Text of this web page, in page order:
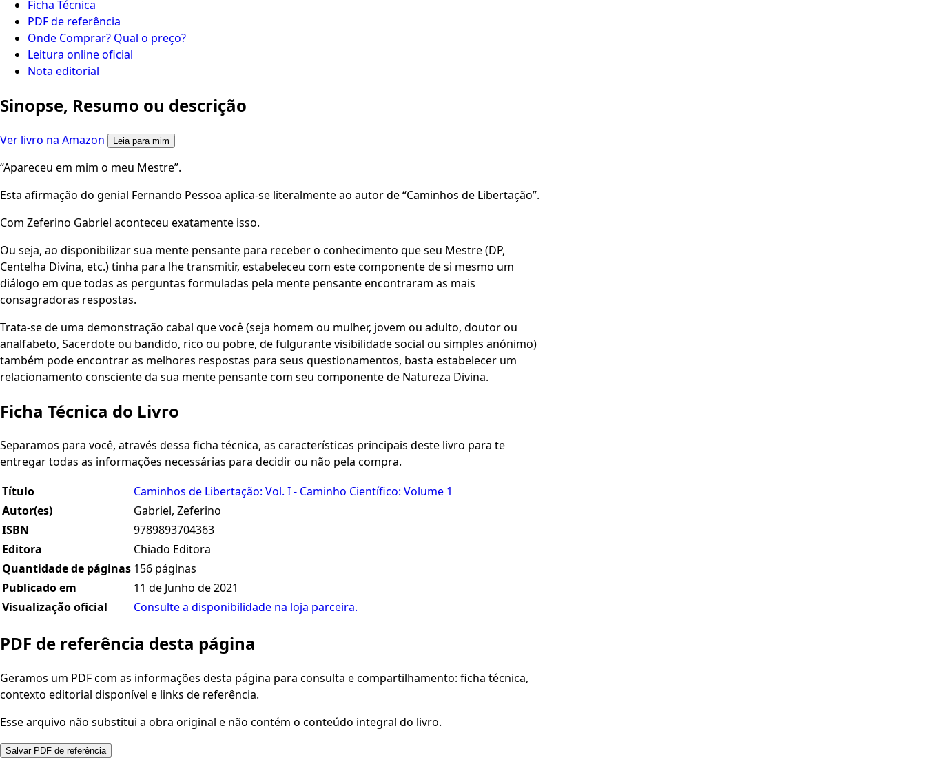
Ficha Técnica
PDF de referência
Onde Comprar? Qual o preço?
Leitura online oficial
Nota editorial
Sinopse, Resumo ou descrição
Ver livro na Amazon Leia para mim
“Apareceu em mim o meu Mestre”.
Esta afirmação do genial Fernando Pessoa aplica-se literalmente ao autor de “Caminhos de Libertação”.
Com Zeferino Gabriel aconteceu exatamente isso.
Ou seja, ao disponibilizar sua mente pensante para receber o conhecimento que seu Mestre (DP,
Centelha Divina, etc.) tinha para lhe transmitir, estabeleceu com este componente de si mesmo um
diálogo em que todas as perguntas formuladas pela mente pensante encontraram as mais
consagradoras respostas.
Trata-se de uma demonstração cabal que você (seja homem ou mulher, jovem ou adulto, doutor ou
analfabeto, Sacerdote ou bandido, rico ou pobre, de fulgurante visibilidade social ou simples anónimo)
também pode encontrar as melhores respostas para seus questionamentos, basta estabelecer um
relacionamento consciente da sua mente pensante com seu componente de Natureza Divina.
Ficha Técnica do Livro
Separamos para você, através dessa ficha técnica, as características principais deste livro para te
entregar todas as informações necessárias para decidir ou não pela compra.
Título
Caminhos de Libertação: Vol. I - Caminho Científico: Volume 1
Autor(es)
Gabriel, Zeferino
ISBN
9789893704363
Editora
Chiado Editora
Quantidade de páginas 156 páginas
Publicado em
11 de Junho de 2021
Visualização oficial
Consulte a disponibilidade na loja parceira.
PDF de referência desta página
Geramos um PDF com as informações desta página para consulta e compartilhamento: ficha técnica,
contexto editorial disponível e links de referência.
Esse arquivo não substitui a obra original e não contém o conteúdo integral do livro.
Salvar PDF de referência